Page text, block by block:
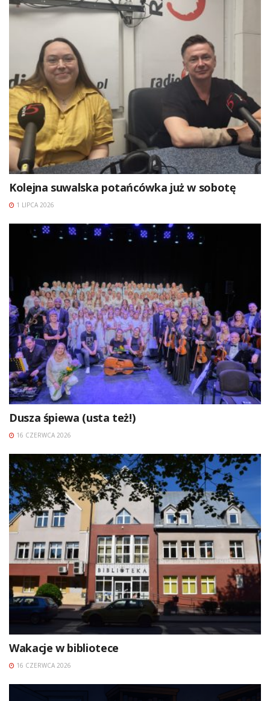
Kolejna suwalska potańcówka już w sobotę
1 LIPCA 2026
Dusza śpiewa (usta też!)
16 CZERWCA 2026
Wakacje w bibliotece
16 CZERWCA 2026